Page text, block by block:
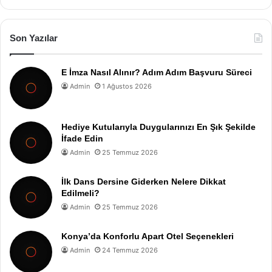
Son Yazılar
E İmza Nasıl Alınır? Adım Adım Başvuru Süreci
Admin 1 Ağustos 2026
Hediye Kutularıyla Duygularınızı En Şık Şekilde
İfade Edin
Admin 25 Temmuz 2026
İlk Dans Dersine Giderken Nelere Dikkat
Edilmeli?
Admin 25 Temmuz 2026
Konya’da Konforlu Apart Otel Seçenekleri
Admin 24 Temmuz 2026